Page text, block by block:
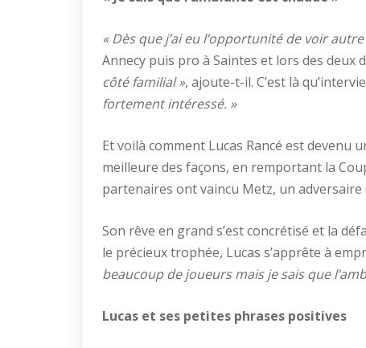
« Dès que j’ai eu l’opportunité de voir
Annecy puis pro à Saintes et lors des deux
côté familial », ajoute-t-il. C’est là
fortement intéressé. »
Et voilà comment Lucas Rancé est devenu
meilleure des façons, en remportant la
partenaires ont vaincu Metz, un
Son rêve en grand s’est concrétisé et la
le précieux trophée, Lucas s’apprête à
beaucoup de joueurs mais je sais que
Lucas et ses petites phrases positives